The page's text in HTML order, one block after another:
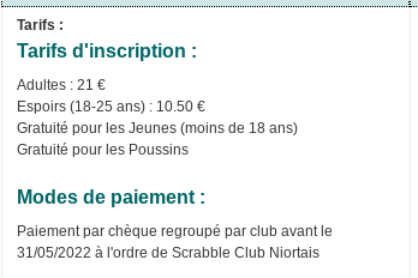
Tarifs :
Tarifs d'inscription :
Adultes : 21 €
Espoirs (18-25 ans) : 10.50 €
Gratuité pour les Jeunes (moins de 18 ans)
Gratuité pour les Poussins
Modes de paiement :
Paiement par chèque regroupé par club avant le
31/05/2022 à l'ordre de Scrabble Club Niortais